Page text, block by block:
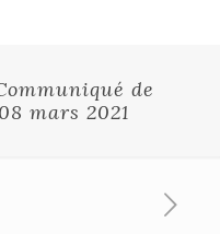
de
mars 2021